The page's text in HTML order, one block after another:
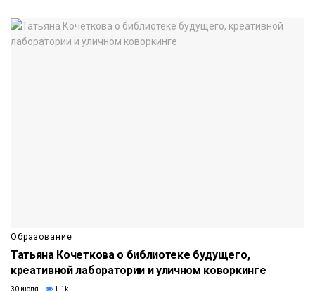
Образование
Татьяна Кочеткова о библиотеке будущего,
креативной лаборатории и уличном коворкинге
30 июля 1.1k